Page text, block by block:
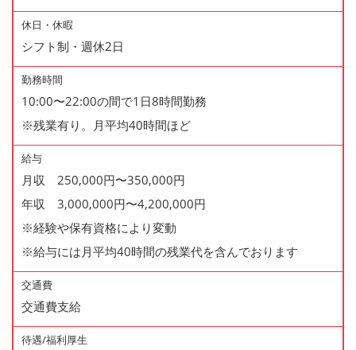
休日・休暇
シフト制・週休2日
勤務時間
10:00〜22:00の間で1日8時間勤務
※残業有り。月平均40時間ほど
給与
月収 250,000円〜350,000円
年収 3,000,000円〜4,200,000円
※経験や保有資格により変動
※給与には月平均40時間の残業代を含んでおります
交通費
交通費支給
待遇/福利厚生